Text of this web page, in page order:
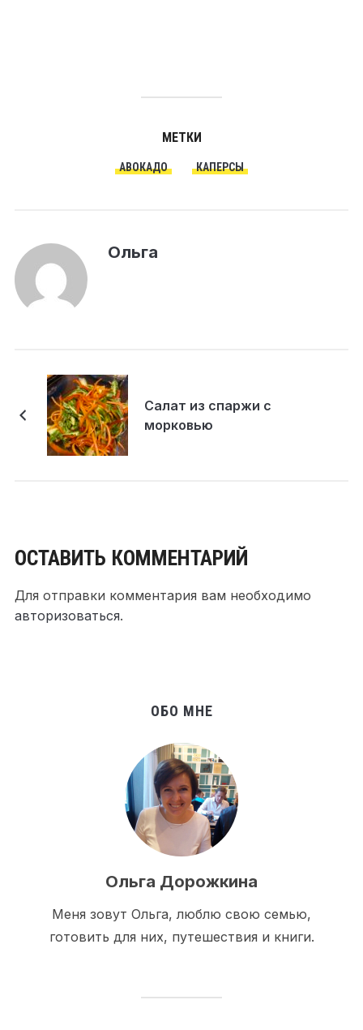
МЕТКИ
АВОКАДО КАПЕРСЫ
Ольга
Салат из спаржи с
морковью
ОСТАВИТЬ КОММЕНТАРИЙ
Для отправки комментария вам необходимо
авторизоваться.
ОБО МНЕ
Ольга Дорожкина
Меня зовут Ольга, люблю свою семью,
готовить для них, путешествия и книги.